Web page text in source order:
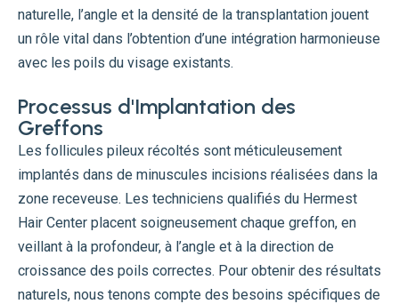
naturelle, l’angle et la densité de la transplantation jouent
un rôle vital dans l’obtention d’une intégration harmonieuse
avec les poils du visage existants.
Processus d'Implantation des
Greffons
Les follicules pileux récoltés sont méticuleusement
implantés dans de minuscules incisions réalisées dans la
zone receveuse. Les techniciens qualifiés du Hermest
Hair Center placent soigneusement chaque greffon, en
veillant à la profondeur, à l’angle et à la direction de
croissance des poils correctes. Pour obtenir des résultats
naturels, nous tenons compte des besoins spécifiques de